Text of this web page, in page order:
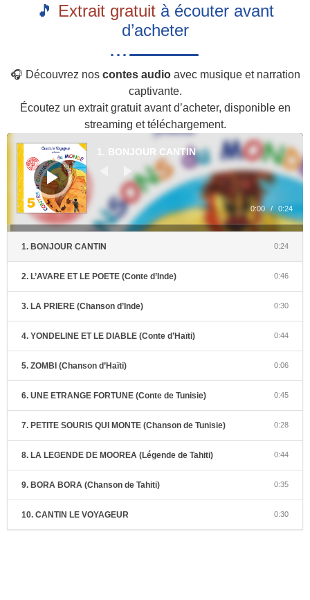
🎵 Extrait gratuità écouter avant
d’acheter
🎧 Découvrez nos contes audioavec musique et narration
captivante.
Écoutez un extrait gratuit avant d’acheter, disponible en
streaming et téléchargement.
Lecteur
audio
1. BONJOUR CANTIN
0:00 / 0:24
1. BONJOUR CANTIN 0:24
2. L’AVARE ET LE POETE (Conte d’Inde) 0:46
3. LA PRIERE (Chanson d’Inde) 0:30
4. YONDELINE ET LE DIABLE (Conte d’Haïti) 0:44
5. ZOMBI (Chanson d’Haïti) 0:06
6. UNE ETRANGE FORTUNE (Conte de Tunisie) 0:45
7. PETITE SOURIS QUI MONTE (Chanson de Tunisie) 0:28
8. LA LEGENDE DE MOOREA (Légende de Tahiti) 0:44
9. BORA BORA (Chanson de Tahiti) 0:35
10. CANTIN LE VOYAGEUR 0:30